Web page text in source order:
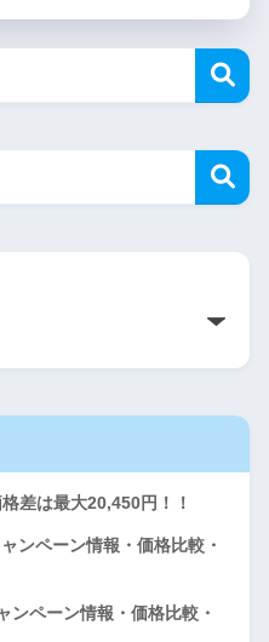
差は最大20,450円！！
ペーン情報・価格比較・
ペーン情報・価格比較・